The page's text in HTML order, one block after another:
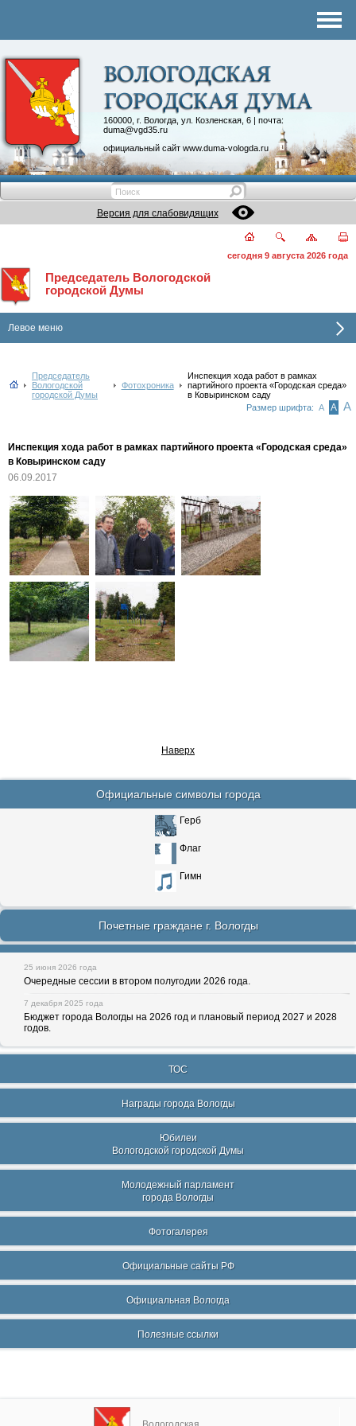
160000, г. Вологда, ул. Козленская, 6 | почта:
duma@vgd35.ru
официальный сайт www.duma-vologda.ru
Контакты
Депутатские объединения
Версия для слабовидящих
сегодня 9 августа 2026 года
Председатель Вологодской
городской Думы
Левое меню
Председатель
Вологодской
городской Думы
Фотохроника
Инспекция хода работ в рамках
партийного проекта «Городская среда»
в Ковыринском саду
Размер шрифта: А А А
Инспекция хода работ в рамках партийного проекта «Городская среда»
в Ковыринском саду
06.09.2017
Наверх
Официальные символы города
Герб
Флаг
Гимн
Почетные граждане г. Вологды
25 июня 2026 года
Очередные сессии в втором полугодии 2026 года.
7 декабря 2025 года
Бюджет города Вологды на 2026 год и плановый период 2027 и 2028
годов.
ТОС
Награды города Вологды
Юбилеи
Вологодской городской Думы
Молодежный парламент
города Вологды
Фотогалерея
Официальные сайты РФ
Официальная Вологда
Полезные ссылки